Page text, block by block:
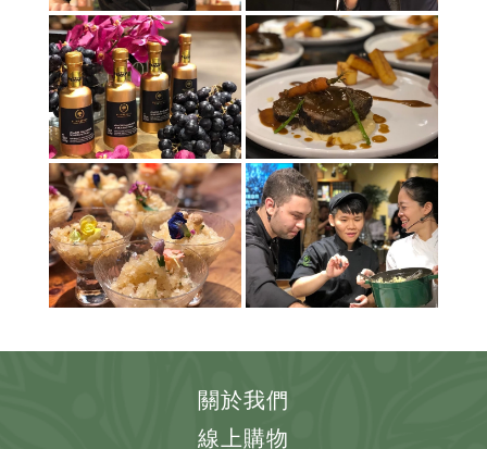
關於我們
線上購物